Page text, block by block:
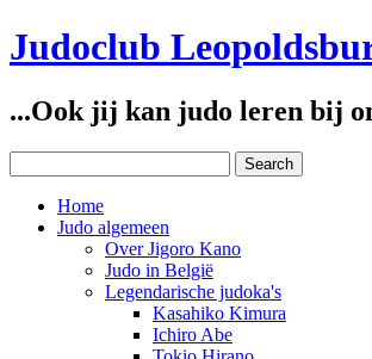
Judoclub
...Ook jij kan judo leren bij
Home
Judo algemeen
Over Jigoro Kano
Judo in België
Legendarische judoka's
Kasahiko Kimura
Ichiro Abe